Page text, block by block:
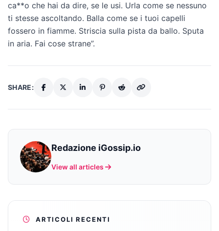
ca**o che hai da dire, se le usi. Urla come se nessuno
ti stesse ascoltando. Balla come se i tuoi capelli
fossero in fiamme. Striscia sulla pista da ballo. Sputa
in aria. Fai cose strane”.
SHARE:
Redazione iGossip.io
View all articles
ARTICOLI RECENTI